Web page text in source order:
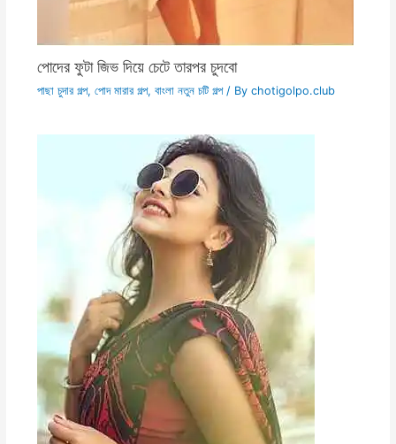
পোদের ফুটা জিভ দিয়ে চেটে তারপর চুদবো
পাছা চুদার গল্প, পোদ মারার গল্প, বাংলা নতুন চটি গল্প/ By chotigolpo.club